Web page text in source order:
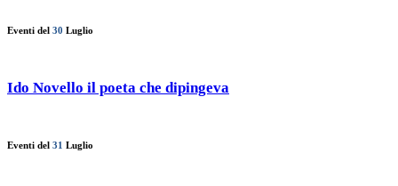
Eventi del 30 Luglio
Ido Novello il poeta che dipingeva
Eventi del 31 Luglio